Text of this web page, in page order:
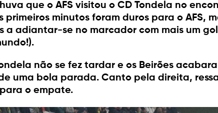
que o AFS visitou o CD Tondela no
primeiros minutos foram duros para o AFS,
a adiantar-se no marcador com mais um
não se fez tardar e os Beirões
uma bola parada. Canto pela direita,
o empate.